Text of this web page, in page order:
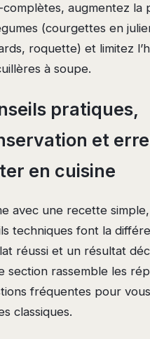
complètes, augmentez la
(courgettes en
roquette) et limitez
à soupe.
pratiques,
et
en cuisine
avec une recette
techniques font la
réussi et un résultat
section rassemble les
fréquentes pour
classiques.